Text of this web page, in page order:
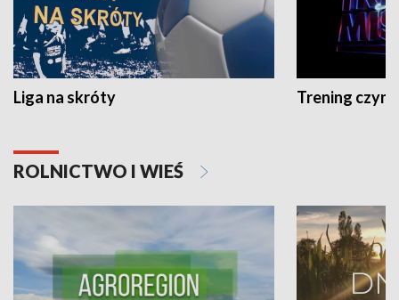
Liga na skróty Trening czyni
ROLNICTWO I WIEŚ